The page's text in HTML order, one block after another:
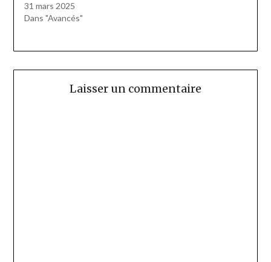
31 mars 2025
Dans "Avancés"
Laisser un commentaire